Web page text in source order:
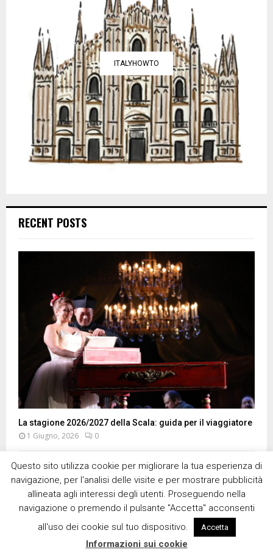
ITALYHOWTO
RECENT POSTS
La stagione 2026/2027 della Scala: guida per il viaggiatore
1 Giugno, 2026 0
XVI edizione de “La Milanesiana”, il 30
maggio a Prato
19 Maggio, 2025
C’era una volta …. Il LIBRO
11 Febbraio, 2025
Questo sito utilizza cookie per migliorare la tua esperienza di
navigazione, per l'analisi delle visite e per mostrare pubblicità
allineata agli interessi degli utenti. Proseguendo nella
navigazione o premendo il pulsante "Accetta" acconsenti
all'uso dei cookie sul tuo dispositivo.
Accetta
Informazioni sui cookie